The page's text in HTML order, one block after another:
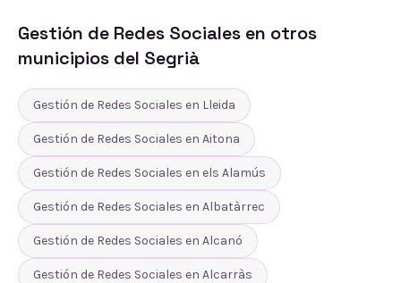
Gestión de Redes Sociales en otros
municipios del Segrià
Gestión de Redes Sociales en Lleida
Gestión de Redes Sociales en Aitona
Gestión de Redes Sociales en els Alamús
Gestión de Redes Sociales en Albatàrrec
Gestión de Redes Sociales en Alcanó
Gestión de Redes Sociales en Alcarràs